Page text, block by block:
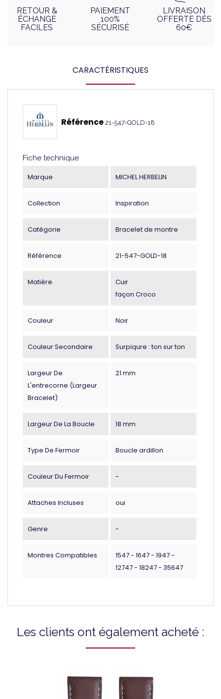
RETOUR &
ÉCHANGE
FACILES
PAIEMENT
100%
SÉCURISÉ
LIVRAISON
OFFERTE DÈS
60€
CARACTÉRISTIQUES
Référence 21-547-GOLD-18
Fiche technique
Marque MICHEL HERBELIN
Collection Inspiration
Catégorie Bracelet de montre
Référence 21-547-GOLD-18
Matière
Cuir
façon Croco
Couleur Noir
Couleur Secondaire Surpiqure : ton sur ton
Largeur De
L'entrecorne (largeur
Bracelet)
21 mm
Largeur De La Boucle 18 mm
Type De Fermoir Boucle ardillon
Couleur Du Fermoir -
Attaches Incluses oui
Genre -
Montres Compatibles
1547 - 1647 - 1947 -
12747 - 18247 - 35647
Les clients ont également acheté :